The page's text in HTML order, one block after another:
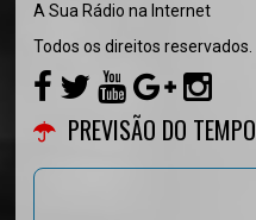
A Sua Rádio na Internet
Todos os direitos reservados.
PREVISÃO DO TEMPO